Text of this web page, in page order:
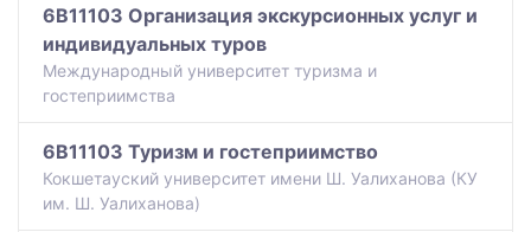
6B11103 Организация экскурсионных услуг и
индивидуальных туров
Международный университет туризма и
гостеприимства
6B11103 Туризм и гостеприимство
Кокшетауский университет имени Ш. Уалиханова (КУ
им. Ш. Уалиханова)